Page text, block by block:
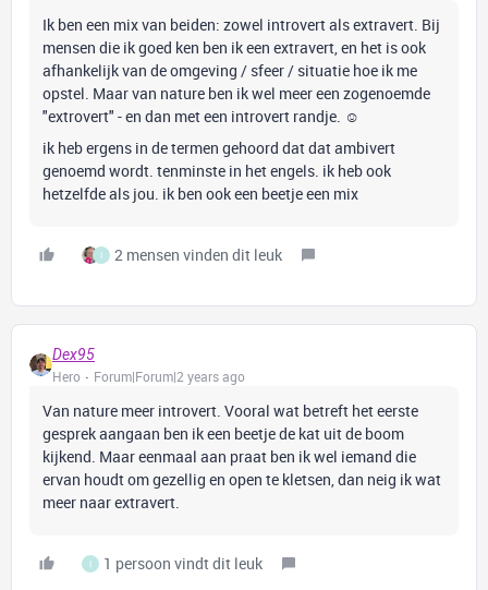
Ik ben een mix van beiden: zowel introvert als extravert. Bij
mensen die ik goed ken ben ik een extravert, en het is ook
afhankelijk van de omgeving / sfeer / situatie hoe ik me
opstel. Maar van nature ben ik wel meer een zogenoemde
"extrovert" - en dan met een introvert randje. ☺️
ik heb ergens in de termen gehoord dat dat ambivert
genoemd wordt. tenminste in het engels. ik heb ook
hetzelfde als jou. ik ben ook een beetje een mix
I 2 mensen vinden dit leuk
Dex95
Hero
Forum|Forum|2 years ago
Van nature meer introvert. Vooral wat betreft het eerste
gesprek aangaan ben ik een beetje de kat uit de boom
kijkend. Maar eenmaal aan praat ben ik wel iemand die
ervan houdt om gezellig en open te kletsen, dan neig ik wat
meer naar extravert.
I 1 persoon vindt dit leuk